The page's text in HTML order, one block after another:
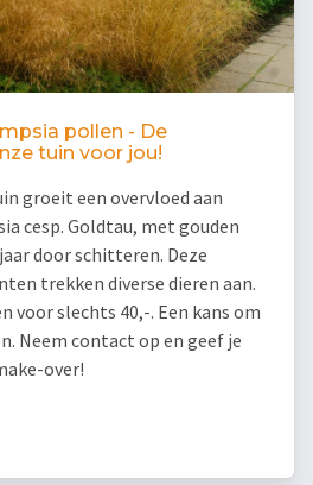
pollen - De
tuin voor jou!
groeit een overvloed aan
cesp. Goldtau, met gouden
door schitteren. Deze
trekken diverse dieren aan.
voor slechts 40,-. Een kans om
Neem contact op en geef je
over!